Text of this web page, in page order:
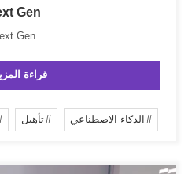
Gen.
Gen.
قراءة
الذكاء الاصطناعي تأهيل